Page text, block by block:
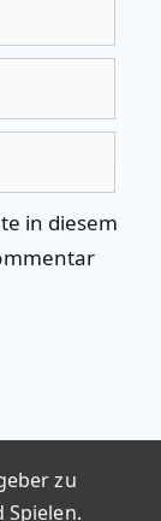
in diesem
zu
Spielen.